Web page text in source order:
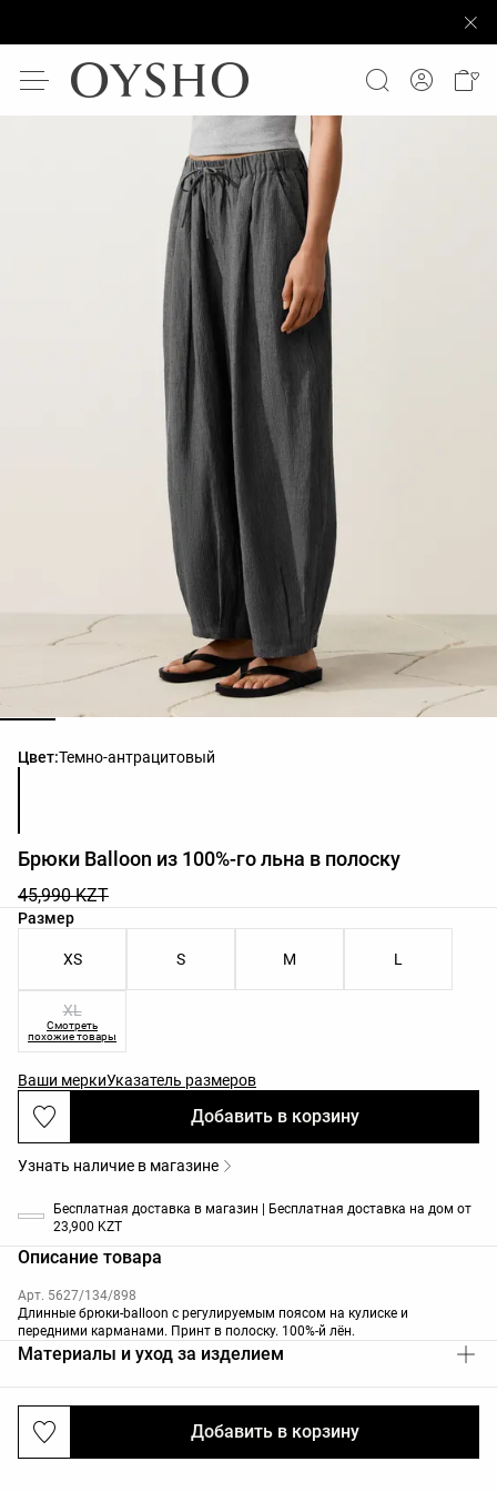
Цвет:Темно-антрацитовый
Список цветов товара
Брюки Balloon из 100%-го льна в полоску
45,990 KZT
Размер
Список размеров товара
XS S M L
XL
Смотреть
похожие товары
Ваши меркиУказатель размеров
Добавить в корзину
Добавить в корзину
Узнать наличие в магазине
Бесплатная доставка в магазин | Бесплатная доставка на дом от
23,900 KZT
Описание товара
Арт. 5627/134/898
Длинные брюки-balloon с регулируемым поясом на кулиске и
передними карманами. Принт в полоску. 100%-й лён.
Материалы и уход за изделием
Доставка и возврат